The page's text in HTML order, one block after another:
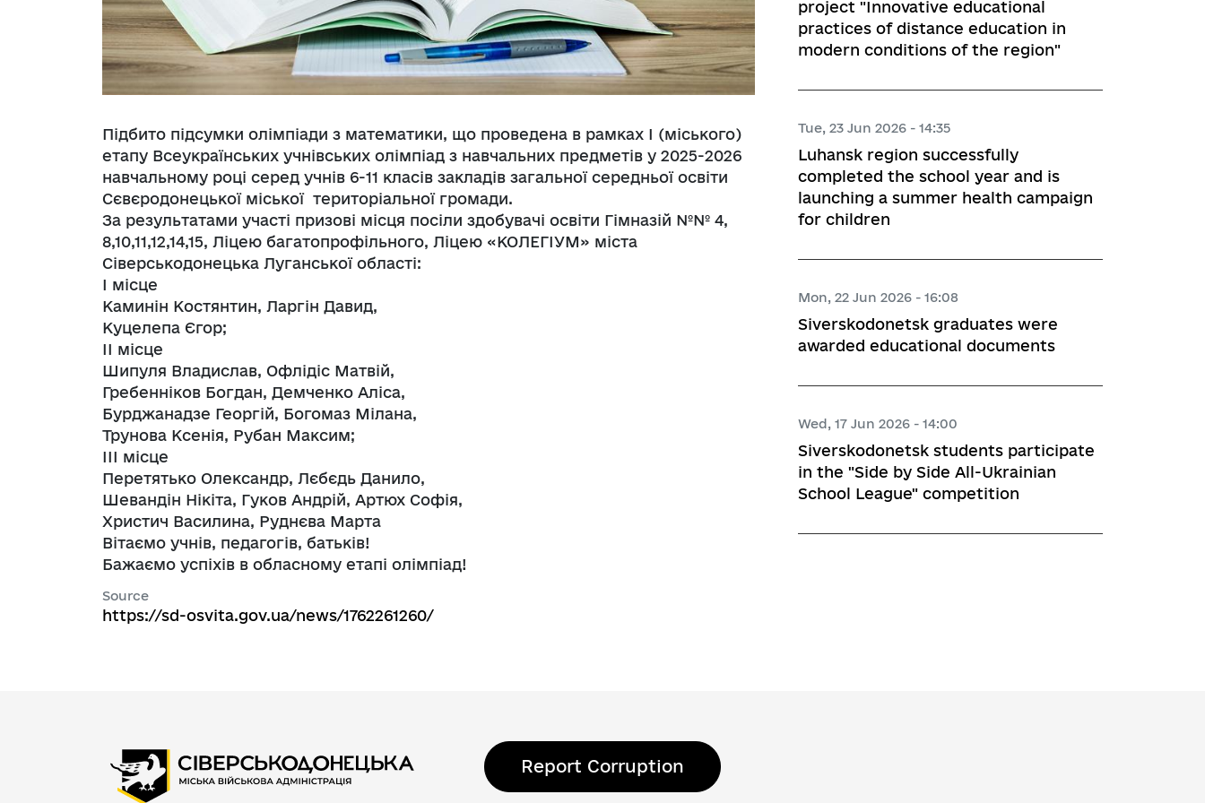
Підбито підсумки олімпіади з математики, що проведена в рамках І (міського)
етапу Всеукраїнських учнівських олімпіад з навчальних предметів у 2025-2026
навчальному році серед учнів 6-11 класів закладів загальної середньої освіти
Сєвєродонецької міської територіальної громади.
За результатами участі призові місця посіли здобувачі освіти Гімназій №№ 4,
8,10,11,12,14,15, Ліцею багатопрофільного, Ліцею «КОЛЕГІУМ» міста
Сіверськодонецька Луганської області:
І місце
Каминін Костянтин, Ларгін Давид,
Куцелепа Єгор;
ІІ місце
Шипуля Владислав, Офлідіс Матвій,
Гребенніков Богдан, Демченко Аліса,
Бурджанадзе Георгій, Богомаз Мілана,
Трунова Ксенія, Рубан Максим;
ІІІ місце
Перетятько Олександр, Лєбєдь Данило,
Шевандін Нікіта, Гуков Андрій, Артюх Софія,
Христич Василина, Руднєва Марта
Вітаємо учнів, педагогів, батьків!
Бажаємо успіхів в обласному етапі олімпіад!
Source
https://sd-osvita.gov.ua/news/1762261260/
project "Innovative educational
practices of distance education in
modern conditions of the region"
Tue, 23 Jun 2026 - 14:35
Luhansk region successfully
completed the school year and is
launching a summer health campaign
for children
Mon, 22 Jun 2026 - 16:08
Siverskodonetsk graduates were
awarded educational documents
Wed, 17 Jun 2026 - 14:00
Siverskodonetsk students participate
in the "Side by Side All-Ukrainian
School League" competition
Report Corruption